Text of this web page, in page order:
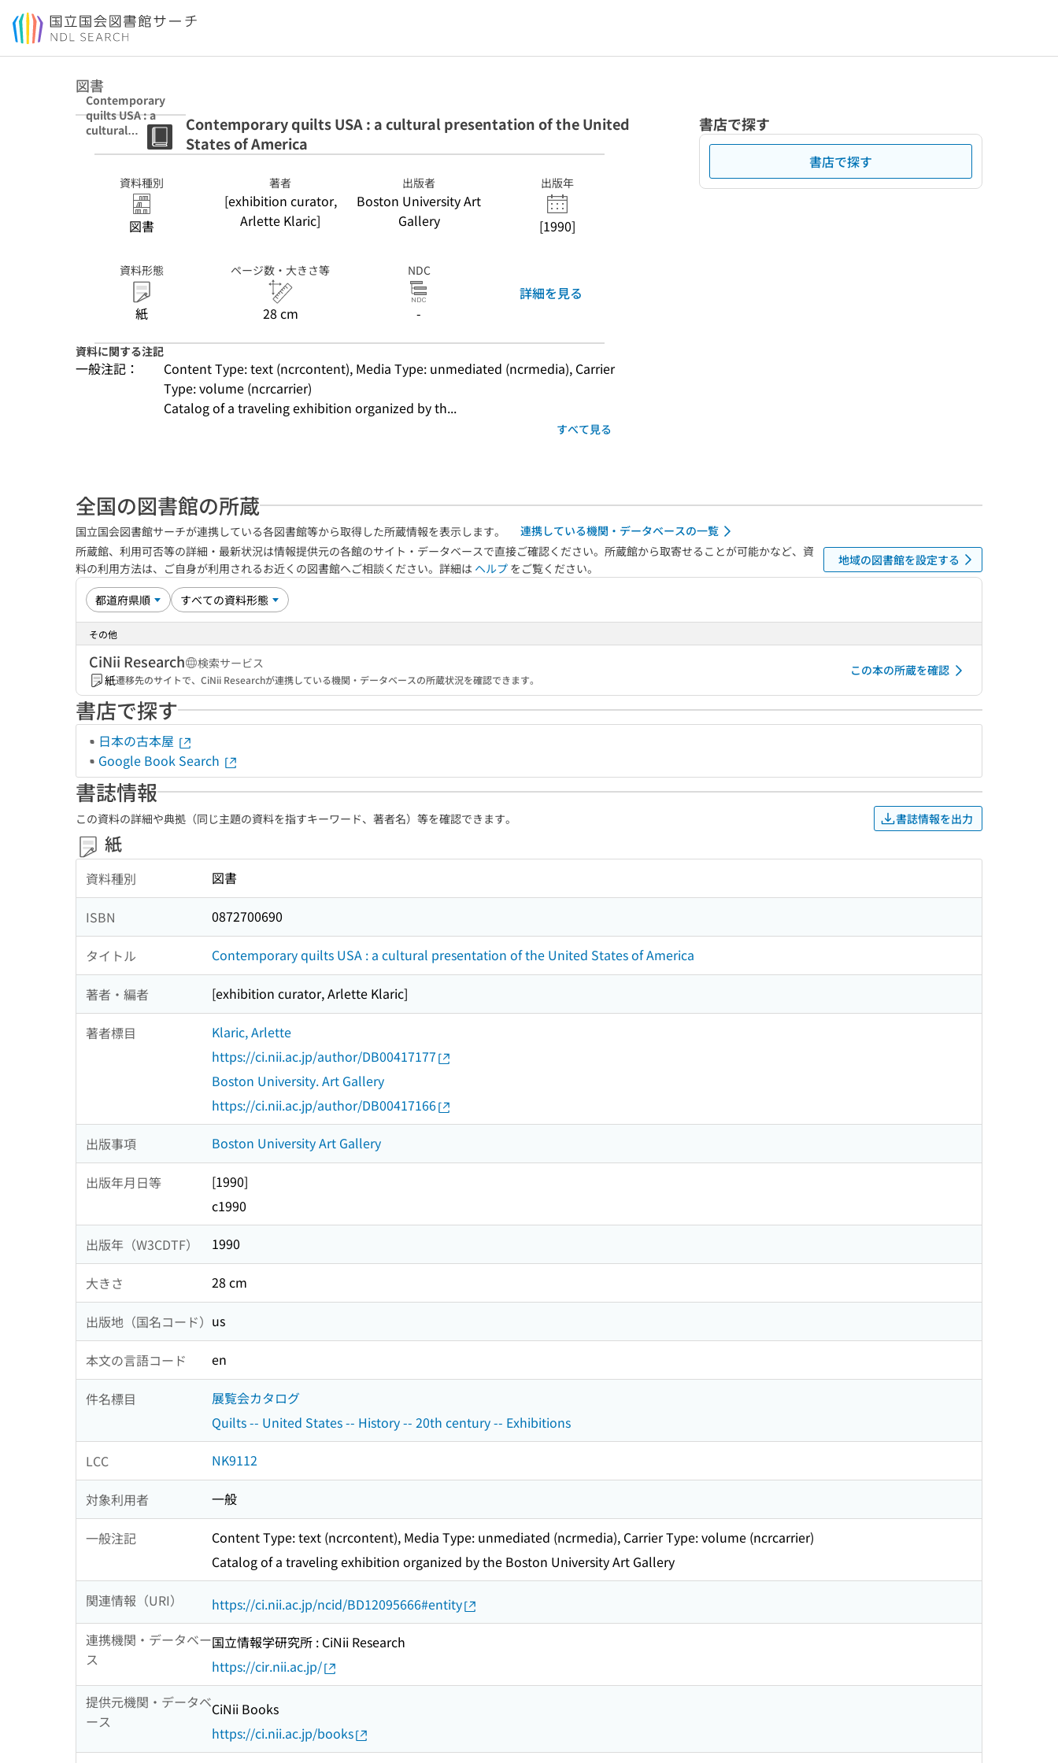
本文へ移動
図書
Contemporary
quilts USA : a
cultural
presentation of
the United
States of
America
Contemporary quilts USA : a cultural presentation of the United
States of America
資料種別
図書
著者
[exhibition curator,
Arlette Klaric]
出版者
Boston University Art
Gallery
出版年
[1990]
資料形態
紙
ページ数・大きさ等
28 cm
NDC
-
詳細を見る
資料に関する注記
一般注記：
Content Type: text (ncrcontent), Media Type: unmediated (ncrmedia), Carrier
Type: volume (ncrcarrier)
Catalog of a traveling exhibition organized by th...
すべて見る
書店で探す
書店で探す
全国の図書館の所蔵
国立国会図書館サーチが連携している各図書館等から取得した所蔵情報を表示します。
連携している機関・データベースの一覧
所蔵館、利用可否等の詳細・最新状況は情報提供元の各館のサイト・データベースで直接ご確認ください。所蔵館から取寄せることが可能かなど、資
料の利用方法は、ご自身が利用されるお近くの図書館へご相談ください。詳細は ヘルプ をご覧ください。
地域の図書館を設定する
その他
CiNii Research
検索サービス
紙遷移先のサイトで、CiNii Researchが連携している機関・データベースの所蔵状況を確認できます。
この本の所蔵を確認
書店で探す
日本の古本屋
Google Book Search
書誌情報
この資料の詳細や典拠（同じ主題の資料を指すキーワード、著者名）等を確認できます。 書誌情報を出力
紙
資料種別 図書
ISBN 0872700690
タイトル Contemporary quilts USA : a cultural presentation of the United States of America
著者・編者 [exhibition curator, Arlette Klaric]
著者標目
Klaric, Arlette
https://ci.nii.ac.jp/author/DB00417177
Boston University. Art Gallery
https://ci.nii.ac.jp/author/DB00417166
出版事項 Boston University Art Gallery
出版年月日等
[1990]
c1990
出版年（W3CDTF） 1990
大きさ 28 cm
出版地（国名コード） us
本文の言語コード en
件名標目
展覧会カタログ
Quilts -- United States -- History -- 20th century -- Exhibitions
LCC NK9112
対象利用者 一般
一般注記
Content Type: text (ncrcontent), Media Type: unmediated (ncrmedia), Carrier Type: volume (ncrcarrier)
Catalog of a traveling exhibition organized by the Boston University Art Gallery
関連情報（URI）
https://ci.nii.ac.jp/ncid/BD12095666#entity
連携機関・データベー
ス
国立情報学研究所 : CiNii Research
https://cir.nii.ac.jp/
提供元機関・データベ
ース
CiNii Books
https://ci.nii.ac.jp/books